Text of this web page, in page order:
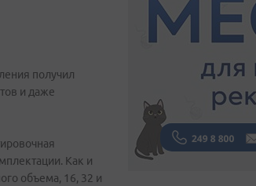
получил
и даже
Как и
объема, 16, 32 и